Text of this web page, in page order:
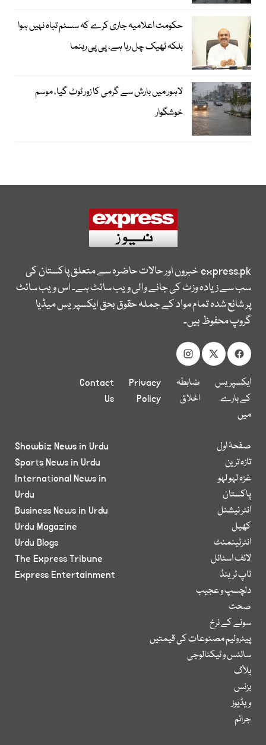
حکومت اعلامیہ جاری کرے کہ سسٹم تباہ نہیں ہوا
بلکہ ٹھیک چل رہا ہے، پی پی رہنما
لاہور میں بارش سے گرمی کا زور ٹوٹ گیا، موسم
خوشگوار
express.pkخبروں اور حالات حاضرہ سے متعلق پاکستان کی
سب سے زیادہ وزٹ کی جانے والی ویب سائٹ ہے۔ اس ویب سائٹ
پر شائع شدہ تمام مواد کے جملہ حقوق بحق ایکسپریس میڈیا
گروپ محفوظ ہیں۔
ایکسپریس
کے بارے
میں
ضابطہ
اخلاق
Privacy
Policy
Contact
Us
صفحۂ اول
تازہ ترین
غزہ لہو لہو
پاکستان
انٹر نیشنل
کھیل
انٹرٹینمنٹ
لائف اسٹائل
ٹاپ ٹرینڈ
دلچسپ و عجیب
صحت
سونے کے نرخ
پیٹرولیم مصنوعات کی قیمتیں
سائنس و ٹیکنالوجی
بلاگ
بزنس
ویڈیوز
جرائم
Showbiz News in Urdu
Sports News in Urdu
International News in
Urdu
Business News in Urdu
Urdu Magazine
Urdu Blogs
The Express Tribune
Express Entertainment